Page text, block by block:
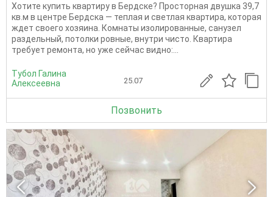
Хотите купить квартиру в Бердске? Просторная двушка 39,7
кв.м в центре Бердска — теплая и светлая квартира, которая
ждет своего хозяина. Комнаты изолированные, санузел
раздельный, потолки ровные, внутри чисто. Квартира
требует ремонта, но уже сейчас видно:...
Тубол Галина
Алексеевна
25.07
Позвонить